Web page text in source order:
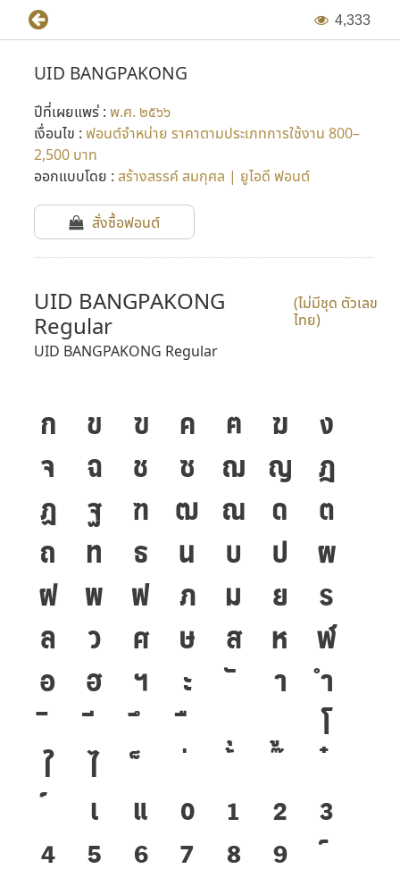
4,333
UID BANGPAKONG
ปีที่เผยแพร่ : พ.ศ. ๒๕๖๖
เงื่อนไข : ฟอนต์จำหน่าย ราคาตามประเภทการใช้งาน 800–
2,500 บาท
ออกแบบโดย : สร้างสรรค์ สมกุศล | ยูไอดี ฟอนต์
สั่งซื้อฟอนต์
UID BANGPAKONG
Regular
(ไม่มีชุด ตัวเลข
ไทย)
UID BANGPAKONG Regular
ก ข ฃ ค ฅ ฆ
ง
จ
ฉ ช ซ ฌ ญ
ฎ
ฏ
ฐ ฑ ฒ ณ ด
ต
ถ
ท ธ น บ ป
ผ
ฝ
พ ฟ ภ ม ย
ร
ล
ว ศ ษ ส ห
ฬ
อ
ฮ ฯ ะ า
ำ
โ
ใ
ไ
เ
แ ๐ ๑ ๒
๓
๔
๕ ๖ ๗ ๘ ๙